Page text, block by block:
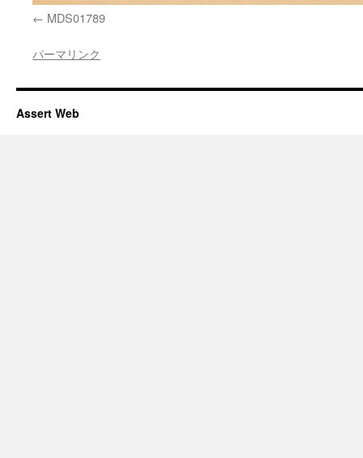
MDS01789
パーマリンク
Assert Web